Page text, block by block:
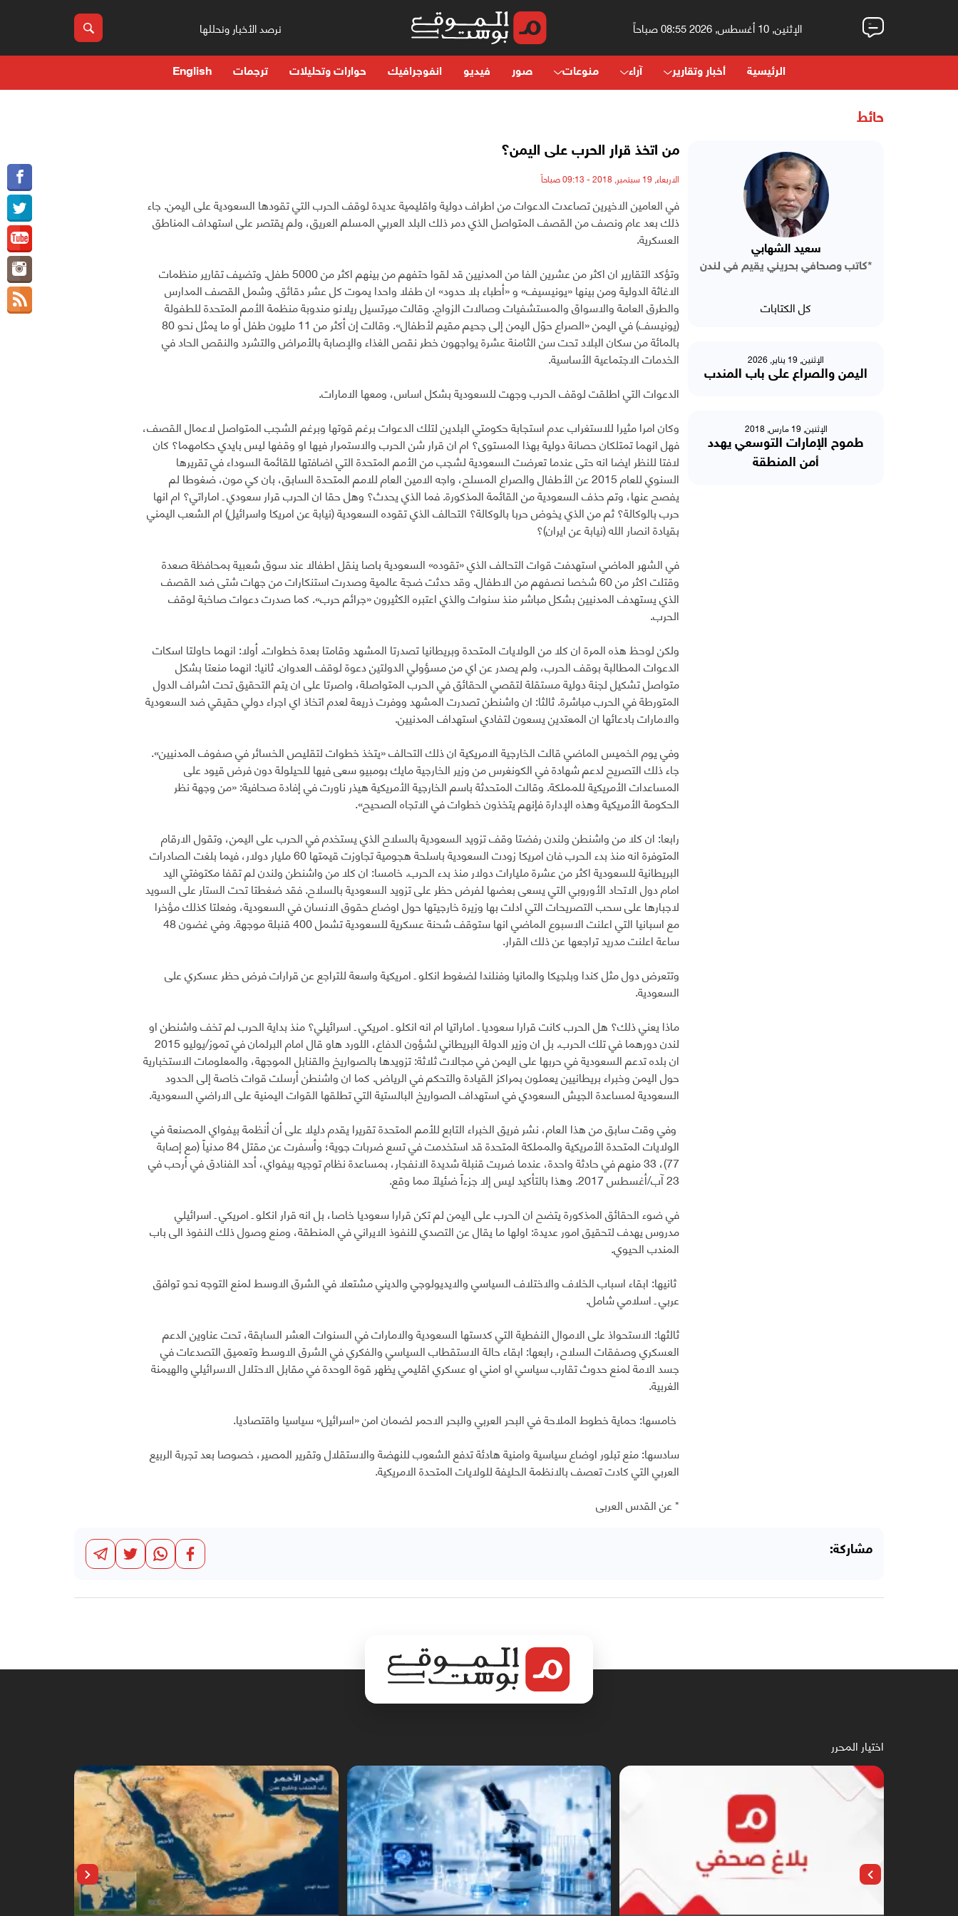
الإثنين, 10 أغسطس, 2026 08:55 صباحاً نرصد الأخبار ونحللها
الرئيسية أخبار وتقارير آراء منوعات صور فيديو انفوجرافيك حوارات وتحليلات ترجمات English
حائط
سعيد الشهابي
*كاتب وصحافي بحريني يقيم في لندن
كل الكتابات
الإثنين, 19 يناير, 2026
اليمن والصراع على باب المندب
الإثنين, 19 مارس, 2018
طموح الإمارات التوسعي يهدد
أمن المنطقة
من اتخذ قرار الحرب على اليمن؟
الاربعاء, 19 سبتمبر, 2018 - 09:13 صباحاً
في العامين الاخيرين تصاعدت الدعوات من اطراف دولية واقليمية عديدة لوقف الحرب التي تقودها السعودية على اليمن. جاء
ذلك بعد عام ونصف من القصف المتواصل الذي دمر ذلك البلد العربي المسلم العريق، ولم يقتصر على استهداف المناطق
العسكرية.
وتؤكد التقارير ان اكثر من عشرين الفا من المدنيين قد لقوا حتفهم من بينهم اكثر من 5000 طفل. وتضيف تقارير منظمات
الاغاثة الدولية ومن بينها «يونيسيف» و «أطباء بلا حدود» ان طفلا واحدا يموت كل عشر دقائق. وشمل القصف المدارس
والطرق العامة والاسواق والمستشفيات وصالات الزواج. وقالت ميرتسيل ريلانو مندوبة منظمة الأمم المتحدة للطفولة
(يونيسف) في اليمن «الصراع حوّل اليمن إلى جحيم مقيم لأطفال». وقالت إن أكثر من 11 مليون طفل أو ما يمثل نحو 80
بالمائة من سكان البلاد تحت سن الثامنة عشرة يواجهون خطر نقص الغذاء والإصابة بالأمراض والتشرد والنقص الحاد في
الخدمات الاجتماعية الأساسية.
الدعوات التي اطلقت لوقف الحرب وجهت للسعودية بشكل اساس، ومعها الامارات.
وكان امرا مثيرا للاستغراب عدم استجابة حكومتي البلدين لتلك الدعوات برغم قوتها وبرغم الشجب المتواصل لاعمال القصف،
فهل انهما تمتلكان حصانة دولية بهذا المستوى؟ ام ان قرار شن الحرب والاستمرار فيها او وقفها ليس بايدي حكامهما؟ كان
لافتا للنظر ايضا انه حتى عندما تعرضت السعودية لشجب من الأمم المتحدة التي اضافتها للقائمة السوداء في تقريرها
السنوي للعام 2015 عن الأطفال والصراع المسلح، واجه الامين العام للامم المتحدة السابق، بان كي مون، ضغوطا لم
يفصح عنها، وتم حذف السعودية من القائمة المذكورة. فما الذي يحدث؟ وهل حقا ان الحرب قرار سعودي ـ اماراتي؟ ام انها
حرب بالوكالة؟ ثم من الذي يخوض حربا بالوكالة؟ التحالف الذي تقوده السعودية (نيابة عن امريكا واسرائيل) ام الشعب اليمني
بقيادة انصار الله (نيابة عن ايران)؟
في الشهر الماضي استهدفت قوات التحالف الذي «تقوده» السعودية باصا ينقل اطفالا عند سوق شعبية بمحافظة صعدة
وقتلت اكثر من 60 شخصا نصفهم من الاطفال. وقد حدثت ضجة عالمية وصدرت استنكارات من جهات شتى ضد القصف
الذي يستهدف المدنيين بشكل مباشر منذ سنوات والذي اعتبره الكثيرون «جرائم حرب». كما صدرت دعوات صاخبة لوقف
الحرب.
ولكن لوحظ هذه المرة ان كلا من الولايات المتحدة وبريطانيا تصدرتا المشهد وقامتا بعدة خطوات. أولا: انهما حاولتا اسكات
الدعوات المطالبة بوقف الحرب، ولم يصدر عن اي من مسؤولي الدولتين دعوة لوقف العدوان. ثانيا: انهما منعتا بشكل
متواصل تشكيل لجنة دولية مستقلة لتقصي الحقائق في الحرب المتواصلة، واصرتا على ان يتم التحقيق تحت اشراف الدول
المتورطة في الحرب مباشرة. ثالثا: ان واشنطن تصدرت المشهد ووفرت ذريعة لعدم اتخاذ اي اجراء دولي حقيقي ضد السعودية
والامارات بادعائها ان المعتدين يسعون لتفادي استهداف المدنيين.
وفي يوم الخميس الماضي قالت الخارجية الامريكية ان ذلك التحالف «يتخذ خطوات لتقليص الخسائر في صفوف المدنيين».
جاء ذلك التصريح لدعم شهادة في الكونغرس من وزير الخارجية مايك بومبيو سعى فيها للحيلولة دون فرض قيود على
المساعدات الأمريكية للمملكة. وقالت المتحدثة باسم الخارجية الأمريكية هيذر ناورت في إفادة صحافية: «من وجهة نظر
الحكومة الأمريكية وهذه الإدارة فإنهم يتخذون خطوات في الاتجاه الصحيح».
رابعا: ان كلا من واشنطن ولندن رفضتا وقف تزويد السعودية بالسلاح الذي يستخدم في الحرب على اليمن، وتقول الارقام
المتوفرة انه منذ بدء الحرب فان امريكا زودت السعودية باسلحة هجومية تجاوزت قيمتها 60 مليار دولار، فيما بلغت الصادرات
البريطانية للسعودية اكثر من عشرة مليارات دولار منذ بدء الحرب. خامسا: ان كلا من واشنطن ولندن لم تقفا مكتوفتي اليد
امام دول الاتحاد الأوروبي التي يسعى بعضها لفرض حظر على تزويد السعودية بالسلاح. فقد ضغطتا تحت الستار على السويد
لاجبارها على سحب التصريحات التي ادلت بها وزيرة خارجيتها حول اوضاع حقوق الانسان في السعودية، وفعلتا كذلك مؤخرا
مع اسبانيا التي اعلنت الاسبوع الماضي انها ستوقف شحنة عسكرية للسعودية تشمل 400 قنبلة موجهة. وفي غضون 48
ساعة اعلنت مدريد تراجعها عن ذلك القرار.
وتتعرض دول مثل كندا وبلجيكا والمانيا وفنلندا لضغوط انكلو ـ امريكية واسعة للتراجع عن قرارات فرض حظر عسكري على
السعودية.
ماذا يعني ذلك؟ هل الحرب كانت قرارا سعوديا ـ اماراتيا ام انه انكلو ـ امريكي ـ اسرائيلي؟ منذ بداية الحرب لم تخف واشنطن او
لندن دورهما في تلك الحرب. بل ان وزير الدولة البريطاني لشؤون الدفاع، اللورد هاو قال امام البرلمان في تموز/يوليو 2015
ان بلده تدعم السعودية في حربها على اليمن في مجالات ثلاثة: تزويدها بالصواريخ والقنابل الموجهة، والمعلومات الاستخبارية
حول اليمن وخبراء بريطانيين يعملون بمراكز القيادة والتحكم في الرياض. كما ان واشنطن أرسلت قوات خاصة إلى الحدود
السعودية لمساعدة الجيش السعودي في استهداف الصواريخ البالستية التي تطلقها القوات اليمنية على الاراضي السعودية.
وفي وقت سابق من هذا العام، نشر فريق الخبراء التابع للأمم المتحدة تقريرا يقدم دليلا على أن أنظمة بيفواي المصنعة في
الولايات المتحدة الأمريكية والمملكة المتحدة قد استخدمت في تسع ضربات جوية؛ وأسفرت عن مقتل 84 مدنياً (مع إصابة
77)، 33 منهم في حادثة واحدة، عندما ضربت قنبلة شديدة الانفجار، بمساعدة نظام توجيه بيفواي، أحد الفنادق في أرحب في
23 آب/أغسطس 2017. وهذا بالتأكيد ليس إلا جزءاً ضئيلاً مما وقع.
في ضوء الحقائق المذكورة يتضح ان الحرب على اليمن لم تكن قرارا سعوديا خاصا، بل انه قرار انكلو ـ امريكي ـ اسرائيلي
مدروس يهدف لتحقيق امور عديدة: اولها ما يقال عن التصدي للنفوذ الايراني في المنطقة، ومنع وصول ذلك النفوذ الى باب
المندب الحيوي.
ثانيها: ابقاء اسباب الخلاف والاختلاف السياسي والايديولوجي والديني مشتعلا في الشرق الاوسط لمنع التوجه نحو توافق
عربي ـ اسلامي شامل.
ثالثها: الاستحواذ على الاموال النفطية التي كدستها السعودية والامارات في السنوات العشر السابقة، تحت عناوين الدعم
العسكري وصفقات السلاح، رابعها: ابقاء حالة الاستقطاب السياسي والفكري في الشرق الاوسط وتعميق التصدعات في
جسد الامة لمنع حدوث تقارب سياسي او امني او عسكري اقليمي يظهر قوة الوحدة في مقابل الاحتلال الاسرائيلي والهيمنة
الغربية.
خامسها: حماية خطوط الملاحة في البحر العربي والبحر الاحمر لضمان امن «اسرائيل» سياسيا واقتصاديا.
سادسها: منع تبلور اوضاع سياسية وامنية هادئة تدفع الشعوب للنهضة والاستقلال وتقرير المصير، خصوصا بعد تجربة الربيع
العربي التي كادت تعصف بالانظمة الحليفة للولايات المتحدة الامريكية.
* عن القدس العربي
مشاركة:
اختيار المحرر